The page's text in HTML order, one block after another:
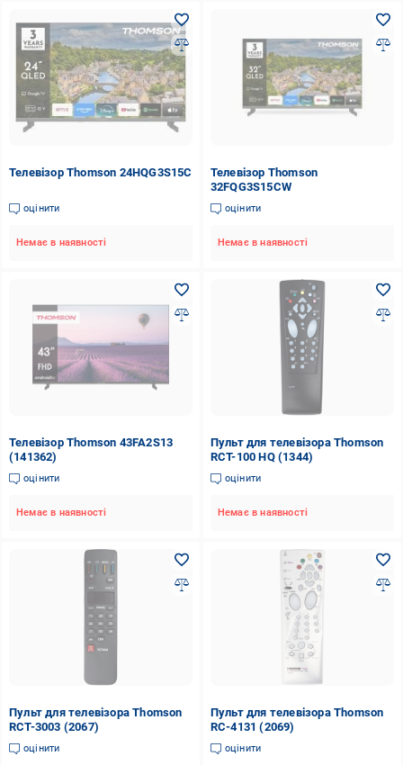
Телевізор Thomson 24HQG3S15C
оцінити
Немає в наявності
Телевізор Thomson
32FQG3S15CW
оцінити
Немає в наявності
Телевізор Thomson 43FA2S13
(141362)
оцінити
Немає в наявності
Пульт для телевізора Thomson
RCT-100 HQ (1344)
оцінити
Немає в наявності
Пульт для телевізора Thomson
RCT-3003 (2067)
оцінити
Пульт для телевізора Thomson
RC-4131 (2069)
оцінити